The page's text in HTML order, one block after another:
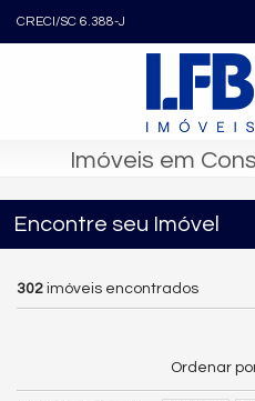
CRECI/SC 6.388-J
Imóveis em
Encontre seu Imóvel
302 imóveis encontrados
Ordenar